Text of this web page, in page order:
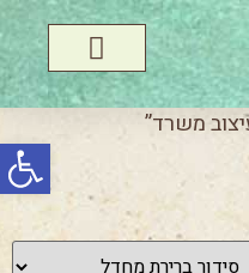
פתח משרד”